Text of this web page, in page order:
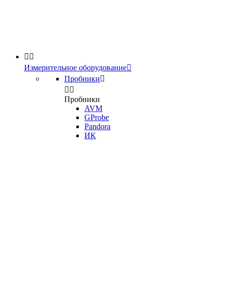
 
Измерительное оборудование
Пробники
 
Пробники
AVM
GProbe
Pandora
ИК